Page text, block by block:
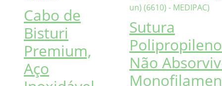
Cabo de
Bisturi
Premium,
Aço
Sutura
Não